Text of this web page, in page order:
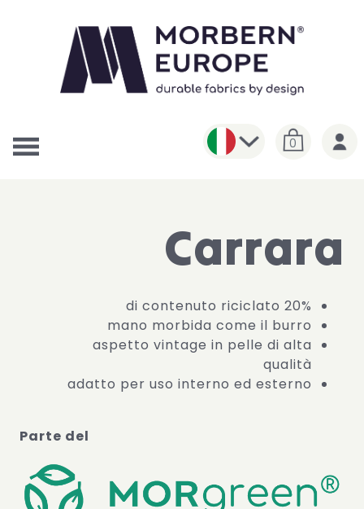
0
Carrara
20% di contenuto riciclato
mano morbida come il burro
aspetto vintage in pelle di alta
qualità
adatto per uso interno ed esterno
Parte del